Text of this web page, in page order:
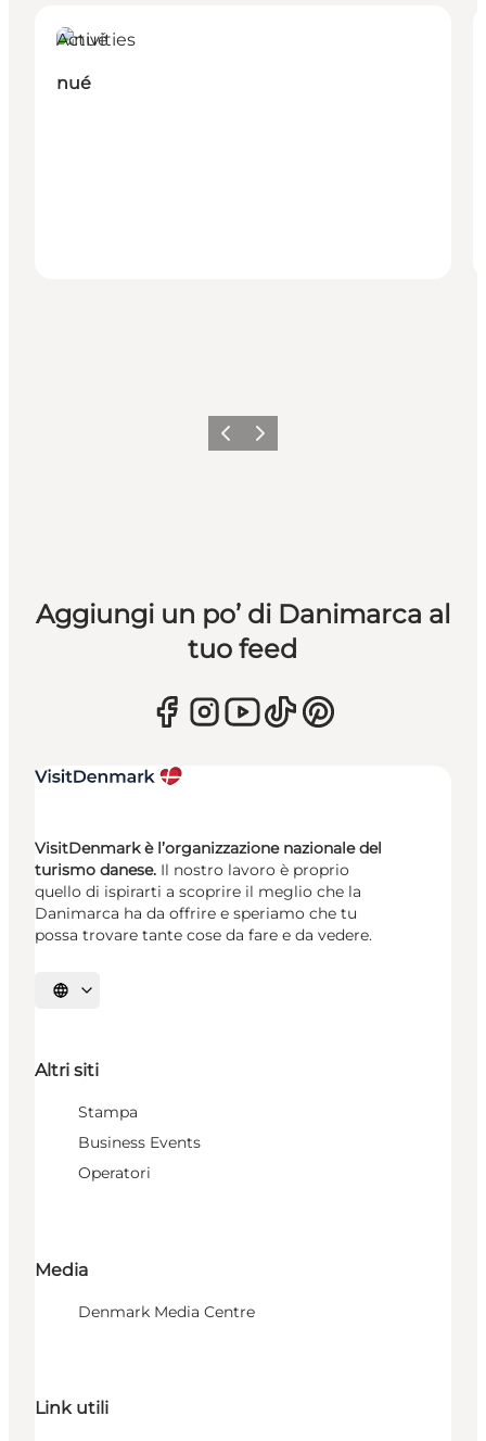
Activities
nué
Precedente
Avanti
Aggiungi un po’ di Danimarca al
tuo feed
VisitDenmark è l’organizzazione nazionale del
turismo danese. Il nostro lavoro è proprio
quello di ispirarti a scoprire il meglio che la
Danimarca ha da offrire e speriamo che tu
possa trovare tante cose da fare e da vedere.
Seleziona la lingua
Altri siti
Stampa
Business Events
Operatori
Media
Denmark Media Centre
Link utili